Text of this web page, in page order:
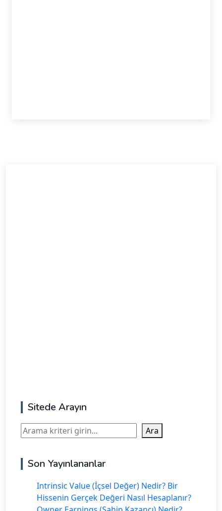
Sitede Arayın
Ara Ara
Son Yayınlananlar
Intrinsic Value (İçsel Değer) Nedir? Bir
Hissenin Gerçek Değeri Nasıl Hesaplanır?